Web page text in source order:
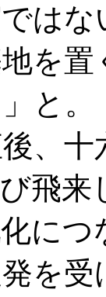
は
を
と。
、十
飛
に
を